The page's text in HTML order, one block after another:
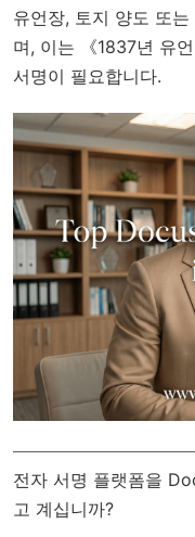
유언장, 토지 양도 또
며, 이는 《1837년 유
서명이 필요합니다.
전자 서명 플랫폼을
고 계십니까?